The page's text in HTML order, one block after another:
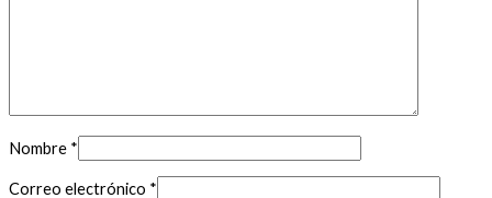
Nombre *
Correo electrónico *